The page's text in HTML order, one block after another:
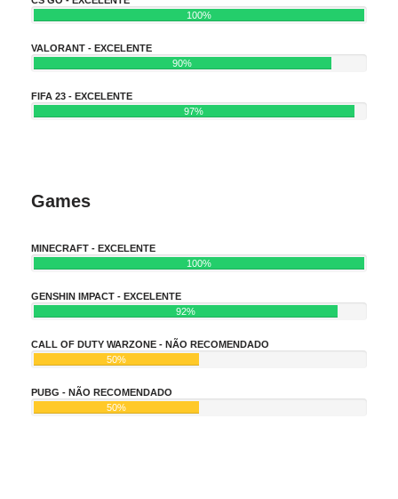
100%
VALORANT - EXCELENTE
90%
FIFA 23 - EXCELENTE
97%
Games
MINECRAFT - EXCELENTE
100%
GENSHIN IMPACT - EXCELENTE
92%
CALL OF DUTY WARZONE - NÃO RECOMENDADO
50%
PUBG - NÃO RECOMENDADO
50%